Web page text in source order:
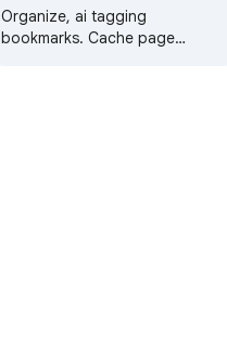
PageOrg
Organize, ai tagging
bookmarks. Cache page